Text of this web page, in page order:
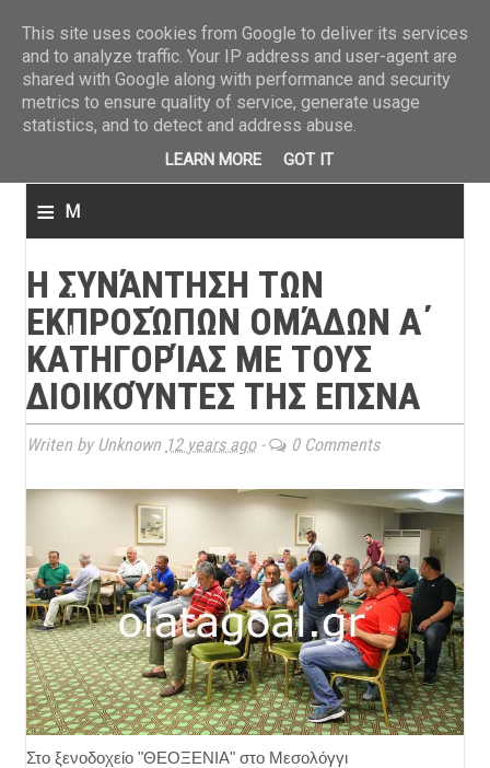
≡ M
n
u
Η ΣΥΝΆΝΤΗΣΗ ΤΩΝ
ΕΚΠΡΟΣΏΠΩΝ ΟΜΆΔΩΝ Α΄
ΚΑΤΗΓΟΡΊΑΣ ΜΕ ΤΟΥΣ
ΔΙΟΙΚΟΎΝΤΕΣ ΤΗΣ ΕΠΣΝΑ
Writen by Unknown 12 years ago- 0 Comments
Στο ξενοδοχείο "ΘΕΟΞΕΝΙΑ" στο Μεσολόγγι
This site uses cookies from Google to deliver its services
and to analyze traffic. Your IP address and user-agent are
shared with Google along with performance and security
metrics to ensure quality of service, generate usage
statistics, and to detect and address abuse.
LEARN MORE GOT IT